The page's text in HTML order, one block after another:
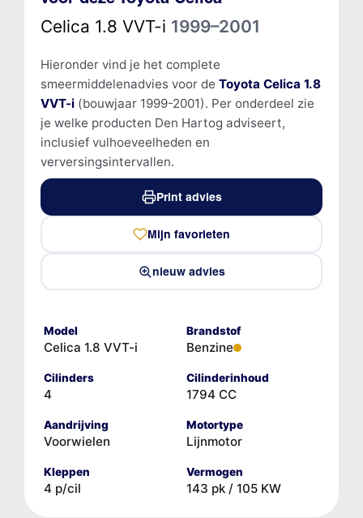
Celica 1.8 VVT-i 1999–2001
Hieronder vind je het complete
smeermiddelenadvies voor de Toyota Celica 1.8
VVT-i(bouwjaar 1999-2001). Per onderdeel zie
je welke producten Den Hartog adviseert,
inclusief vulhoeveelheden en
verversingsintervallen.
Print advies
Mijn favorieten
nieuw advies
Model
Celica 1.8 VVT-i
Brandstof
Benzine
Cilinders
4
Cilinderinhoud
1794 CC
Aandrijving
Voorwielen
Motortype
Lijnmotor
Kleppen
4 p/cil
Vermogen
143 pk / 105 KW